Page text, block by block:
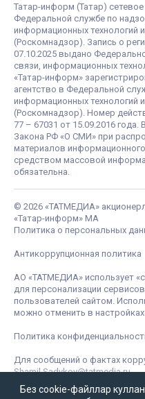
Татар-информ (Татар)
Федеральной службе по
информационных технологий
(Роскомнадзор). Запись о
07.10.2025 выдано
связи, информационных
«Татар-информ»
агентство в Федеральной
информационных технологий
(Роскомнадзор). Номер
77 – 67031 от 15.09.2016 года.
Закона РФ «О СМИ» при
материалов
средством массовой
обязательна.
© 2026 «ТАТМЕДИА»
«Татар-информ» МА
Политика о персональных
Антикоррупционная политика
АО «ТАТМЕДИА» использует
для персонализации
пользователей сайтом.
можно отменить в настройках
Политика
Для сообщений о фактах
Shamil.Sadykov@tatmedia.ru
Без cookie-файллар